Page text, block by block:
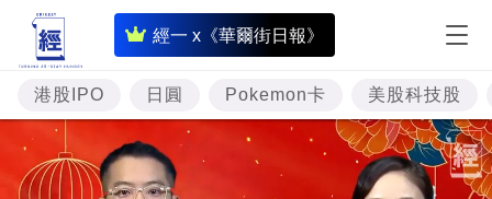
經一 x《華爾街日報》
即
時
財
經
專
題
港股IPO 日圓 Pokemon卡 美股科技股